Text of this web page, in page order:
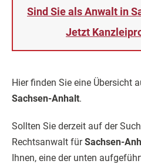
Sind Sie als Anwalt in
Jetzt
Hier finden Sie eine Übersicht
Sachsen-Anhalt.
Sollten Sie derzeit auf der
Rechtsanwalt fürSachsen-
Ihnen, eine der unten